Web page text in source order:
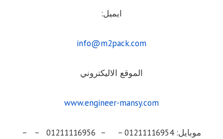
ايميل:
info@m2pack.com
الموقع الاليكتروني
www.engineer-mansy.com
موبايل: 01211116954 – – 01211116956 – –